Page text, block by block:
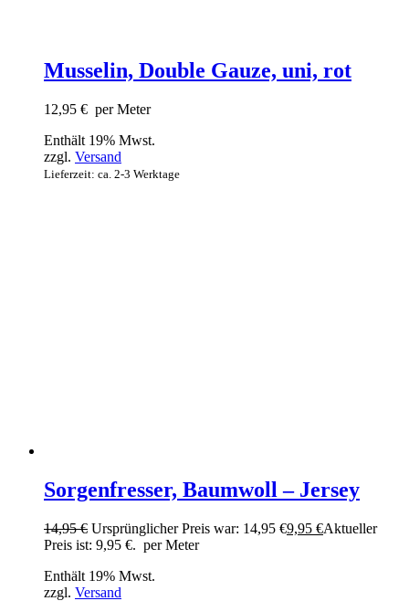
Musselin, Double Gauze, uni, rot
12,95 € per Meter
Enthält 19% Mwst.
zzgl. Versand
Lieferzeit: ca. 2-3 Werktage
Sorgenfresser, Baumwoll – Jersey
14,95€ Ursprünglicher Preis war: 14,95 €9,95 €Aktueller
Preis ist: 9,95 €. per Meter
Enthält 19% Mwst.
zzgl. Versand